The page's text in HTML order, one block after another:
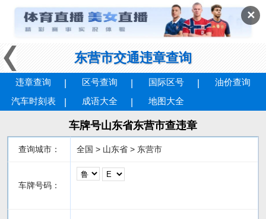
✕
东营市交通违章查询
违章查询 区号查询 国际区号
油价查询
汽车时刻表
成语大全 地图大全
车牌号山东省东营市查违章
查询城市： 全国 > 山东省 > 东营市
车牌号码：